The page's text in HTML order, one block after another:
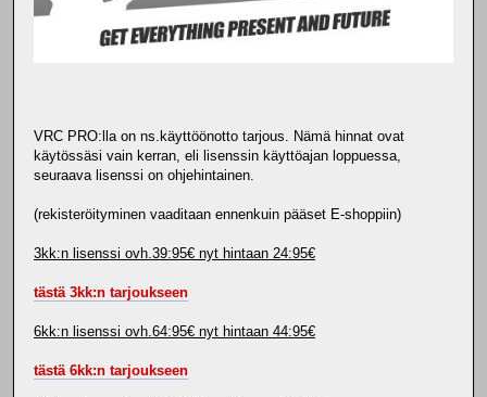
VRC PRO:lla on ns.käyttöönotto tarjous. Nämä hinnat ovat
käytössäsi vain kerran, eli lisenssin käyttöajan loppuessa,
seuraava lisenssi on ohjehintainen.
(rekisteröityminen vaaditaan ennenkuin pääset E-shoppiin)
3kk:n lisenssi ovh.39:95€ nyt hintaan 24:95€
tästä 3kk:n tarjoukseen
6kk:n lisenssi ovh.64:95€ nyt hintaan 44:95€
tästä 6kk:n tarjoukseen